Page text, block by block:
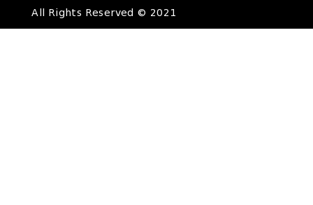
All Rights Reserved © 2021